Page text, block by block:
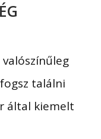
találni
által kiemelt